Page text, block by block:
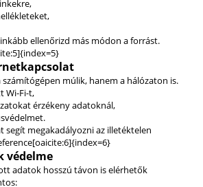
ellenőrizd más módon a forrást.
számítógépen múlik, hanem a hálózaton is.
Wi-Fi-t,
érzékeny adatoknál,
segít megakadályozni az illetéktelen
védelme
adatok hosszú távon is elérhetők